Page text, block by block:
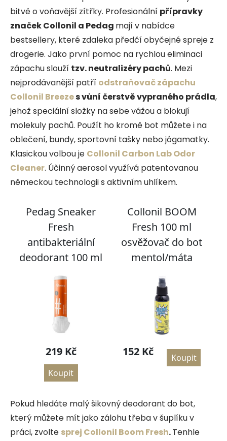
bitvě o voňavější zítřky. Profesionální přípravky
značek Collonil a Pedag mají v nabídce
bestsellery, které zdaleka předčí obyčejné spreje z
drogerie. Jako první pomoc na rychlou eliminaci
zápachu slouží tzv. neutralizéry pachů. Mezi
nejprodávanější patří odstraňovač zápachu
Collonil Breezes vůní čerstvě vypraného prádla,
jehož speciální složky na sebe vážou a blokují
molekuly pachů. Použít ho kromě bot můžete i na
oblečení, bundy, sportovní tašky nebo jógamatky.
Klasickou volbou je Collonil Carbon Lab Odor
Cleaner. Účinný aerosol využívá patentovanou
německou technologii s aktivním uhlíkem.
Pokud hledáte malý šikovný deodorant do bot,
který můžete mít jako zálohu třeba v šuplíku v
práci, zvolte sprej Collonil Boom Fresh.Tenhle